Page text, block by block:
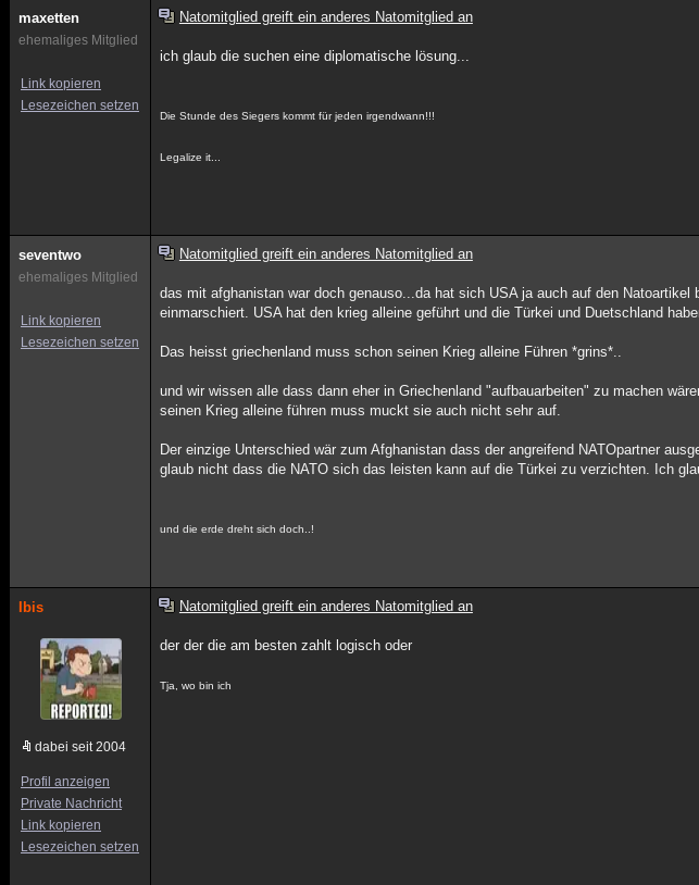
maxetten
ehemaliges Mitglied
Link kopieren
Lesezeichen setzen
Natomitglied greift ein anderes Natomitglied an
ich glaub die suchen eine diplomatische lösung...
Die Stunde des Siegers kommt für jeden irgendwann!!!
Legalize it...
seventwo
ehemaliges Mitglied
Link kopieren
Lesezeichen setzen
Natomitglied greift ein anderes Natomitglied an
das mit afghanistan war doch genauso...da hat sich USA ja auch auf den
einmarschiert. USA hat den krieg alleine geführt und die Türkei und Duetschland
Das heisst griechenland muss schon seinen Krieg alleine Führen *grins*..
und wir wissen alle dass dann eher in Griechenland "aufbauarbeiten" zu machen
seinen Krieg alleine führen muss muckt sie auch nicht sehr auf.
Der einzige Unterschied wär zum Afghanistan dass der angreifend NATOpartner
glaub nicht dass die NATO sich das leisten kann auf die Türkei zu verzichten. Ich
und die erde dreht sich doch..!
Ibis
dabei seit 2004
Profil anzeigen
Private Nachricht
Link kopieren
Lesezeichen setzen
Natomitglied greift ein anderes Natomitglied an
der der die am besten zahlt logisch oder
Tja, wo bin ich